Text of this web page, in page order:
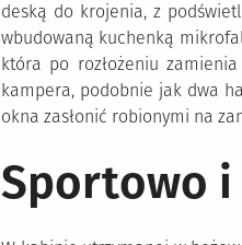
deską do krojenia, z
wbudowaną kuchenką
która po rozłożeniu
kampera, podobnie jak dwa
okna zasłonić robionymi na
Sportowo i